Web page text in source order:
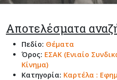
Αποτελέσματα
Πεδίο: Θέματα
Όρος: ΕΣΑΚ (Ενιαίο
Κίνημα)
Κατηγορία: Καρτέλα :